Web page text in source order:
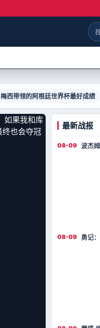
梅西带领的阿根廷世界杯最好成绩
最新战报
08-09 波杰
08-09
勇记